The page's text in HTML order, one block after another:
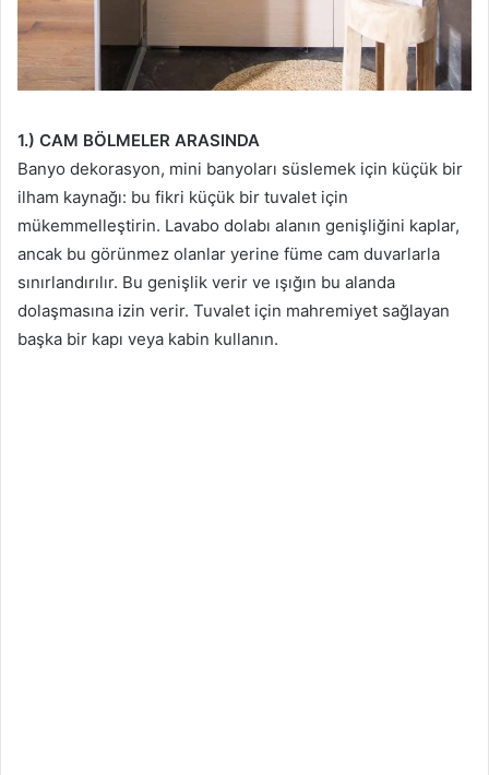
1.) CAM BÖLMELER ARASINDA
Banyo dekorasyon, mini banyoları süslemek için küçük bir
ilham kaynağı: bu fikri küçük bir tuvalet için
mükemmelleştirin. Lavabo dolabı alanın genişliğini kaplar,
ancak bu görünmez olanlar yerine füme cam duvarlarla
sınırlandırılır. Bu genişlik verir ve ışığın bu alanda
dolaşmasına izin verir. Tuvalet için mahremiyet sağlayan
başka bir kapı veya kabin kullanın.